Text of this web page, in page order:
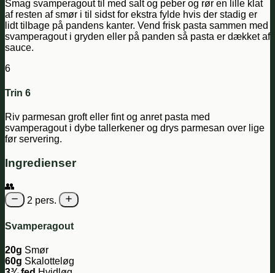
Smag svamperagout til med salt og peber og rør en lille klat
af resten af smør i til sidst for ekstra fylde hvis der stadig er
lidt tilbage på pandens kanter. Vend frisk pasta sammen med
svamperagout i gryden eller på panden så pasta er dækket af
sauce.
6
Trin 6
Riv parmesan groft eller fint og anret pasta med
svamperagout i dybe tallerkener og drys parmesan over lige
før servering.
Ingredienser
👥
2 pers.
Svamperagout
20g Smør
60g Skalotteløg